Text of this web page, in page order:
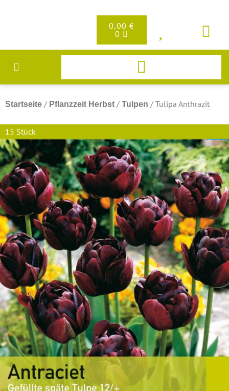
0,00€
0
Startseite / Pflanzzeit Herbst / Tulpen / Tulipa Anthrazit
15 Stück